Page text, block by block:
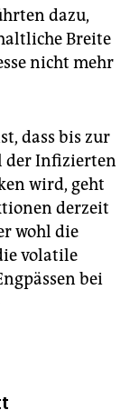
dazu,
Breite
nicht mehr
dass bis zur
der Infizierten
wird, geht
derzeit
wohl die
volatile
bei